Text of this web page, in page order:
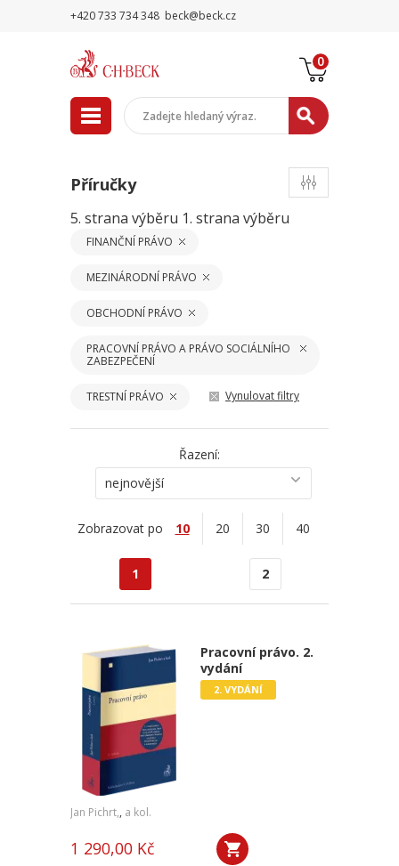
+420 733 734 348 beck@beck.cz
0
Příručky
5. strana výběru 1. strana výběru
FINANČNÍ PRÁVO
MEZINÁRODNÍ PRÁVO
OBCHODNÍ PRÁVO
PRACOVNÍ PRÁVO A PRÁVO SOCIÁLNÍHO
ZABEZPEČENÍ
TRESTNÍ PRÁVO Vynulovat filtry
Řazení:
nejnovější
Zobrazovat po 10 20 30 40
1 2
Pracovní právo. 2.
vydání
2. VYDÁNÍ
Jan Pichrt,, a kol.
1 290,00 Kč